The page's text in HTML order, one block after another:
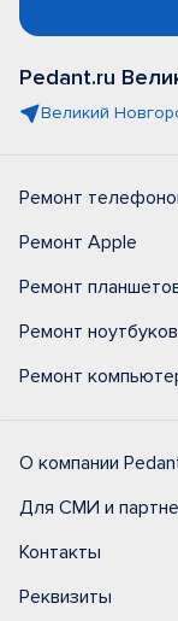
Pedant.ru
Великий
Ремонт
Ремонт Apple
Ремонт
Ремонт ноутбуков
Ремонт
О компании
Для СМИ и
Контакты
Реквизиты